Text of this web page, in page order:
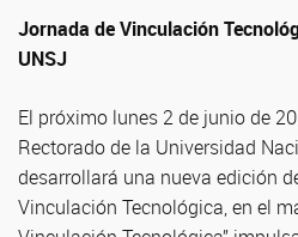
Jornada de Vinculación
UNSJ
El próximo lunes 2 de junio de
Rectorado de la Universidad
desarrollará una nueva edición
Vinculación Tecnológica, en el